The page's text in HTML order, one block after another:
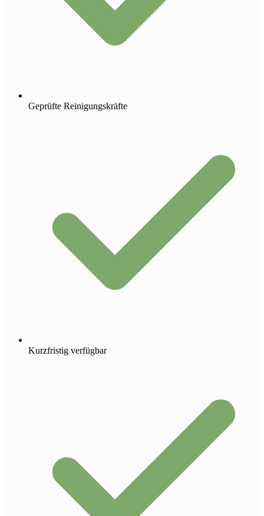
Geprüfte Reinigungskräfte
Kurzfristig verfügbar